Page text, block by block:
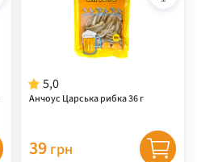
5,0
Анчоус Царська рибка 36 г
39 грн